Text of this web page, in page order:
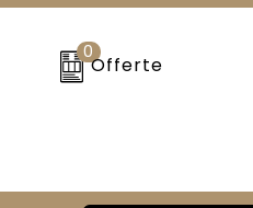
0
Offerte